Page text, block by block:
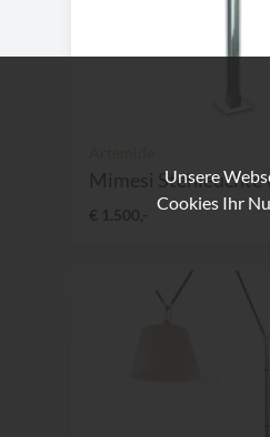
Mimesi Stehleuchte
€ 1.500,-
Unsere
Cookies Ihr